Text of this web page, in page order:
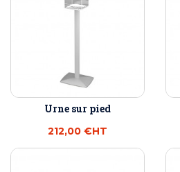
Urne sur pied
212,00 €HT